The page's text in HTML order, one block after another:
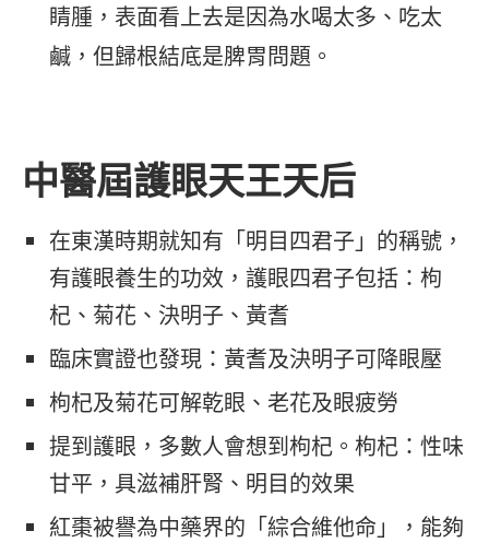
睛腫，表面看上去是因為水喝太多、吃太
鹹，但歸根結底是脾胃問題。
中醫屆護眼天王天后
在東漢時期就知有「明目四君子」的稱號，
有護眼養生的功效，護眼四君子包括：枸
杞、菊花、決明子、黃耆
臨床實證也發現：黃耆及決明子可降眼壓
枸杞及菊花可解乾眼、老花及眼疲勞
提到護眼，多數人會想到枸杞。枸杞：性味
甘平，具滋補肝腎、明目的效果
紅棗被譽為中藥界的「綜合維他命」，能夠